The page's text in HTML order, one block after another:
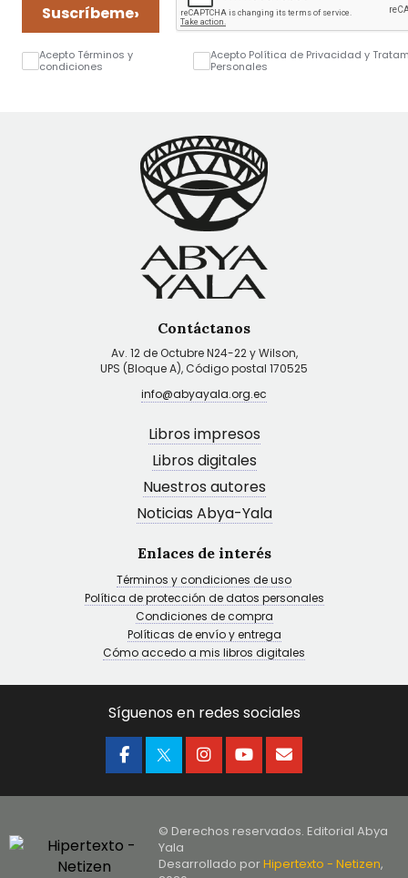
Suscríbeme›
Acepto Términos y
condiciones
Acepto Política de Privacidad y
Personales
Contáctanos
Av. 12 de Octubre N24-22 y Wilson,
UPS (Bloque A), Código postal 170525
info@abyayala.org.ec
Libros impresos
Libros digitales
Nuestros autores
Noticias Abya-Yala
Enlaces de interés
Términos y condiciones de uso
Política de protección de datos personales
Condiciones de compra
Políticas de envío y entrega
Cómo accedo a mis libros digitales
Síguenos en redes sociales
© Derechos reservados. Editorial Abya
Yala
Desarrollado porHipertexto - Netizen,